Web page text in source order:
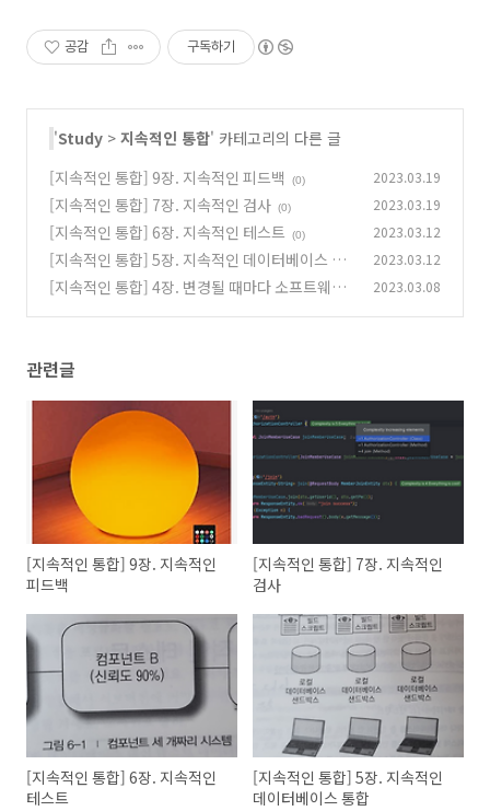
공감 구독하기
'Study > 지속적인 통합' 카테고리의 다른 글
[지속적인 통합] 9장. 지속적인 피드백
(0) 2023.03.19
[지속적인 통합] 7장. 지속적인 검사 (0) 2023.03.19
[지속적인 통합] 6장. 지속적인 테스트 (0) 2023.03.12
[지속적인 통합] 5장. 지속적인 데이터베이스 통
합 (0)
2023.03.12
[지속적인 통합] 4장. 변경될 때마다 소프트웨어
2023.03.08
관련글
[지속적인 통합] 9장. 지속적인
피드백
[지속적인 통합] 7장. 지속적인
검사
[지속적인 통합] 6장. 지속적인
테스트
[지속적인 통합] 5장. 지속적인
데이터베이스 통합